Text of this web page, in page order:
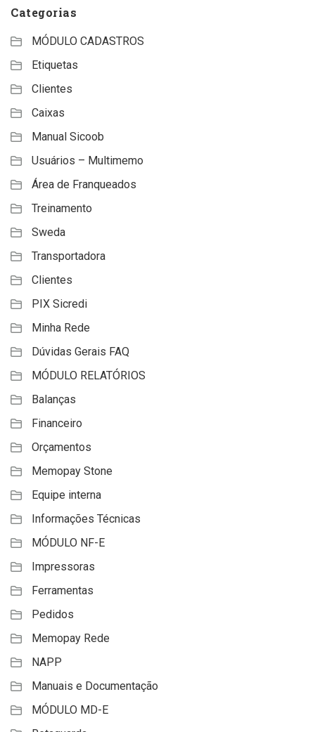
Categorias
MÓDULO CADASTROS
Etiquetas
Clientes
Caixas
Manual Sicoob
Usuários – Multimemo
Área de Franqueados
Treinamento
Sweda
Transportadora
Clientes
PIX Sicredi
Minha Rede
Dúvidas Gerais FAQ
MÓDULO RELATÓRIOS
Balanças
Financeiro
Orçamentos
Memopay Stone
Equipe interna
Informações Técnicas
MÓDULO NF-E
Impressoras
Ferramentas
Pedidos
Memopay Rede
NAPP
Manuais e Documentação
MÓDULO MD-E